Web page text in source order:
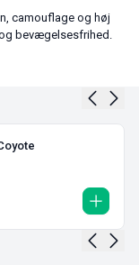
camouflage og høj
bevægelsesfrihed.